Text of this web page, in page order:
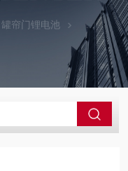
罐帘门锂电池 锂电池